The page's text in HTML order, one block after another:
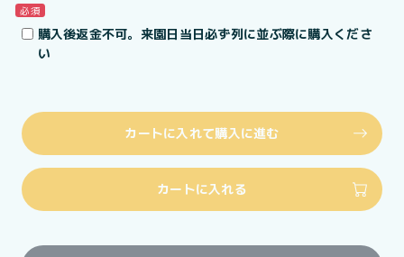
必須
購入後返金不可。来園日当日必ず列に並ぶ際に購入くださ
い
カートに入れて購入に進む
カートに入れる